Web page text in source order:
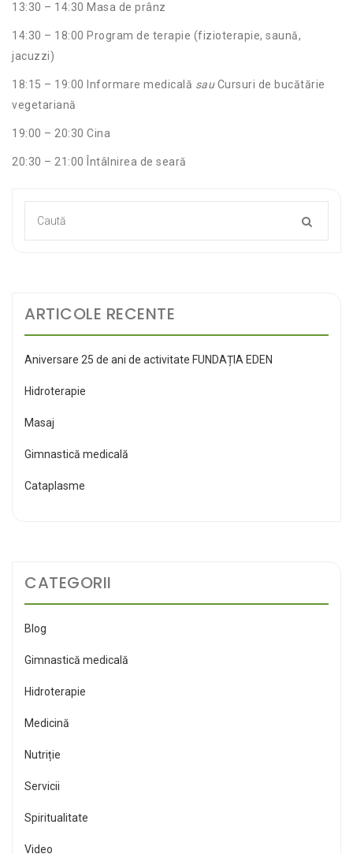
13:30 – 14:30 Masa de prânz
14:30 – 18:00 Program de terapie (fizioterapie, saună,
jacuzzi)
18:15 – 19:00 Informare medicală sauCursuri de bucătărie
vegetariană
19:00 – 20:30 Cina
20:30 – 21:00 Întâlnirea de seară
ARTICOLE RECENTE
Aniversare 25 de ani de activitate FUNDAȚIA EDEN
Hidroterapie
Masaj
Gimnastică medicală
Cataplasme
CATEGORII
Blog
Gimnastică medicală
Hidroterapie
Medicină
Nutriție
Servicii
Spiritualitate
Video